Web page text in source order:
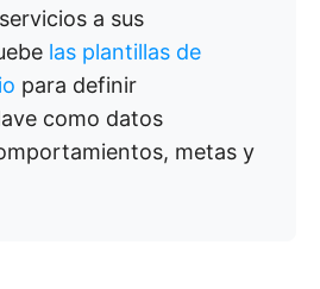
a sus
las plantillas de
para definir
como datos
metas y